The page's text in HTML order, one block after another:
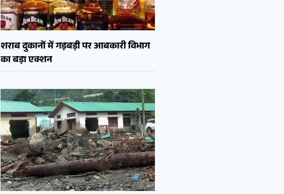
शराब दुकानों में गड़बड़ी पर आबकारी विभाग
का बड़ा एक्शन